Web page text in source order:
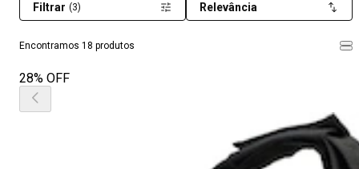
Encontramos 18 produtos
Filtrar (3) Relevância
28% OFF